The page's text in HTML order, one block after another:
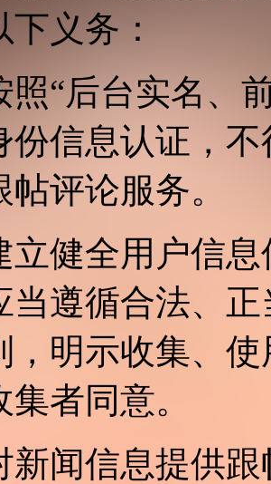
义务：
照“后台实名、
份信息认证，
帖评论服务。
立健全用户信
当遵循合法、
，明示收集、
者同意。
新闻信息提供